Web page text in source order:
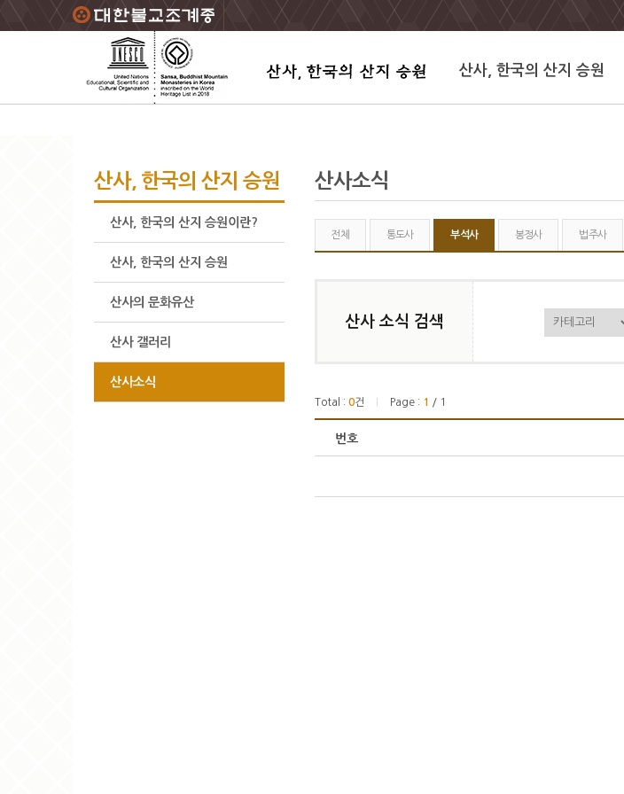
주요메뉴 바로가기
본문 바로가기
하단메뉴 바로가기
산사, 한국의 산지 승원
산사, 한국의 산지 승원
산사, 한국의 산지 승원이란?
산사, 한국의 산지 승원
산사의 문화유산
산사 갤러리
산사소식
산사소식
전체 통도사 부석사 봉정사 법주사
산사 소식 검색
Total : 0건 Page : 1 / 1
번호